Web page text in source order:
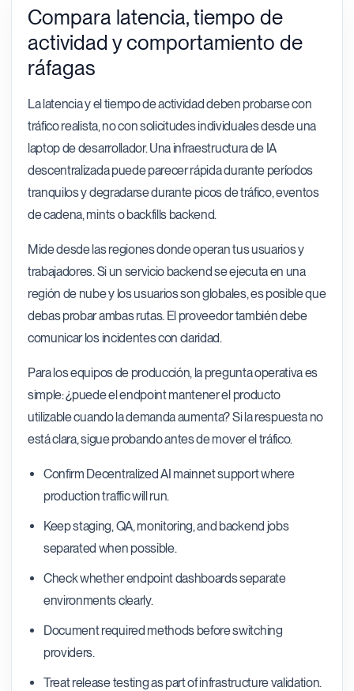
Compara latencia, tiempo de
actividad y comportamiento de
ráfagas
La latencia y el tiempo de actividad deben probarse con
tráfico realista, no con solicitudes individuales desde una
laptop de desarrollador. Una infraestructura de IA
descentralizada puede parecer rápida durante períodos
tranquilos y degradarse durante picos de tráfico, eventos
de cadena, mints o backfills backend.
Mide desde las regiones donde operan tus usuarios y
trabajadores. Si un servicio backend se ejecuta en una
región de nube y los usuarios son globales, es posible que
debas probar ambas rutas. El proveedor también debe
comunicar los incidentes con claridad.
Para los equipos de producción, la pregunta operativa es
simple: ¿puede el endpoint mantener el producto
utilizable cuando la demanda aumenta? Si la respuesta no
está clara, sigue probando antes de mover el tráfico.
Confirm Decentralized AI mainnet support where
production traffic will run.
Keep staging, QA, monitoring, and backend jobs
separated when possible.
Check whether endpoint dashboards separate
environments clearly.
Document required methods before switching
providers.
Treat release testing as part of infrastructure validation.